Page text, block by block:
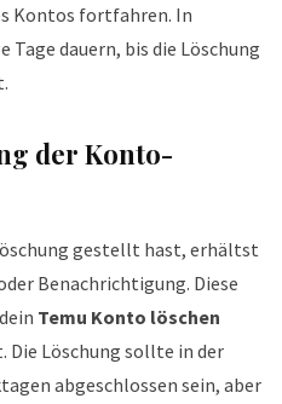
Kontos fortfahren. In
Tage dauern, bis die Löschung
der Konto-
gestellt hast, erhältst
Benachrichtigung. Diese
Temu Konto löschen
Löschung sollte in der
abgeschlossen sein, aber